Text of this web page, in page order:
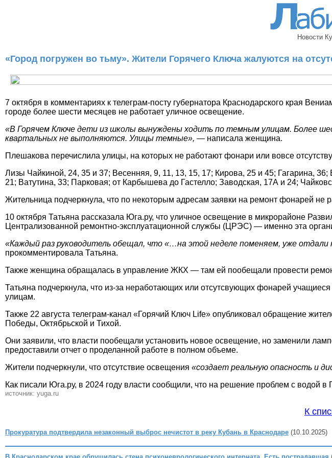
Новости
«Город погружен во тьму». Жители Горячего Ключа жалуются на
7 октября в комментариях к телеграм-посту губернатора Краснодарского края
городе более шести месяцев не работает уличное освещение.
«В Горячем Ключе дети из школы вынуждены ходить по темным улицам. Более
квартальных не выполняются. Улицы темные», — написала женщина.
Плешакова перечислила улицы, на которых не работают фонари или вовсе
Лизы Чайкиной, 24, 35 и 37; Весенняя, 9, 11, 13, 15, 17; Кирова, 25 и 45; Гагарина,
21; Ватутина, 33; Парковая; от Карбышева до Гастелло; Заводская, 17А и 24;
Жительница подчеркнула, что по некоторым адресам заявки на ремонт фонарей не
10 октября Татьяна рассказала Юга.ру, что уличное освещение в микрорайоне
Централизованной ремонтно-эксплуатационной службы (ЦРЭС) — именно эта
«Каждый раз руководитель обещал, что «…на этой неделе поменяем, уже
прокомментировала Татьяна.
Также женщина обращалась в управление ЖКХ — там ей пообещали провести
Татьяна подчеркнула, что из-за неработающих или отсутсвующих фонарей
улицам.
Также 22 августа телеграм-канал «Горячий Ключ Life» опубликовал обращение
Победы, Октябрьской и Тихой.
Они заявили, что власти пообещали установить новое освещение, но заменили
предоставили отчет о проделанной работе в полном объеме.
Жители подчеркнули, что отсутствие освещения «создает реальную опасность и
Как писали Юга.ру, в 2024 году власти сообщили, что на решение проблем с водой в
источник: yuga.ru
К
Прокуратура подтвердила незаконный выброс нечистот в реку Кубань в Краснодаре (10.10.2025)